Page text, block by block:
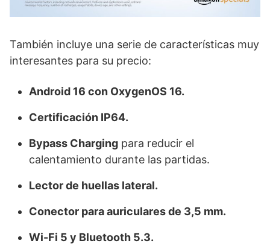
También incluye una serie de características muy
interesantes para su precio:
Android 16 con OxygenOS 16.
Certificación IP64.
Bypass Charging para reducir el
calentamiento durante las partidas.
Lector de huellas lateral.
Conector para auriculares de 3,5 mm.
Wi-Fi 5 y Bluetooth 5.3.